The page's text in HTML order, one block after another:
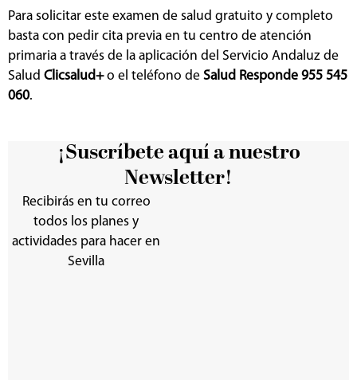
Para solicitar este examen de salud gratuito y completo
basta con pedir cita previa en tu centro de atención
primaria a través de la aplicación del Servicio Andaluz de
Salud Clicsalud+o el teléfono de Salud Responde 955 545
060.
¡Suscríbete aquí a nuestro
Newsletter!
Recibirás en tu correo
todos los planes y
actividades para hacer en
Sevilla